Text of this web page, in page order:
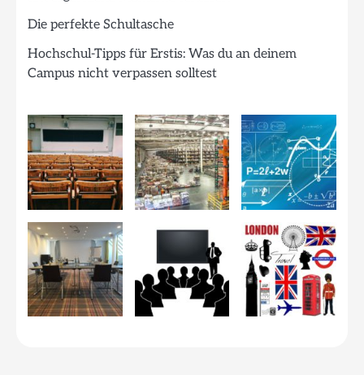
Die perfekte Schultasche
Hochschul-Tipps für Erstis: Was du an deinem
Campus nicht verpassen solltest